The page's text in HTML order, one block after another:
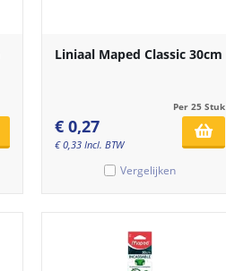
Liniaal Maped Classic 30cm
Per 25 Stuk
€ 0,27
€0,33 Incl. BTW
Vergelijken